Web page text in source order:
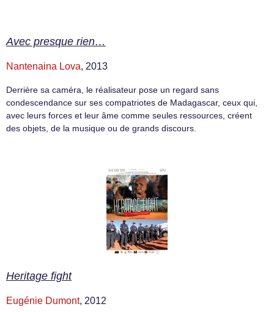
Avec presque rien…
Nantenaina Lova, 2013
Derrière sa caméra, le réalisateur pose un regard sans
condescendance sur ses compatriotes de Madagascar, ceux qui,
avec leurs forces et leur âme comme seules ressources, créent
des objets, de la musique ou de grands discours.
Heritage fight
Eugénie Dumont, 2012